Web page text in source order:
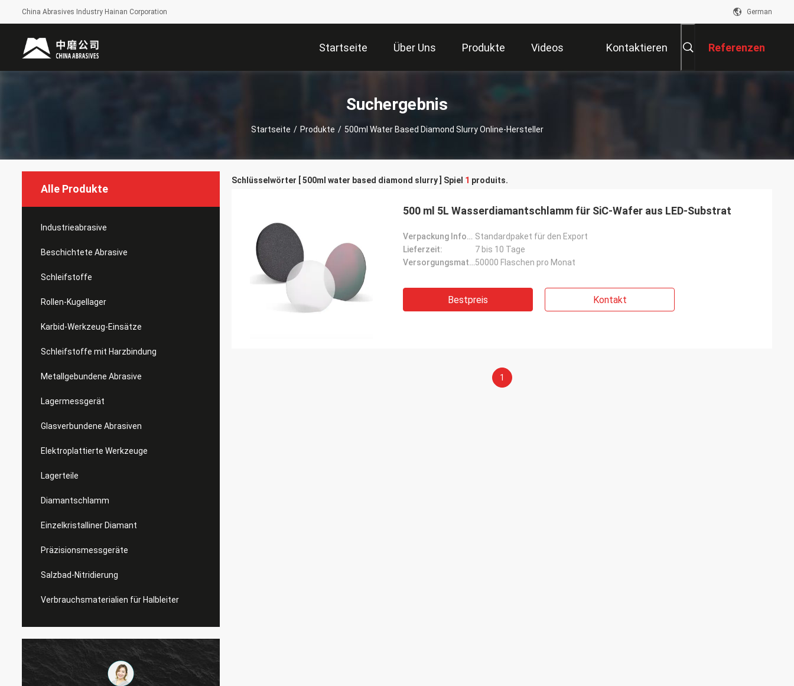
China Abrasives Industry Hainan Corporation German
Startseite Über Uns Produkte Videos Kontaktieren Referenzen
Suchergebnis
Startseite / Produkte / 500ml Water Based Diamond Slurry Online-Hersteller
Alle Produkte
Industrieabrasive
Beschichtete Abrasive
Schleifstoffe
Rollen-Kugellager
Karbid-Werkzeug-Einsätze
Schleifstoffe mit Harzbindung
Metallgebundene Abrasive
Lagermessgerät
Glasverbundene Abrasiven
Elektroplattierte Werkzeuge
Lagerteile
Diamantschlamm
Einzelkristalliner Diamant
Präzisionsmessgeräte
Salzbad-Nitridierung
Verbrauchsmaterialien für Halbleiter
Schlüsselwörter [ 500ml water based diamond slurry ] Spiel 1 produits.
500 ml 5L Wasserdiamantschlamm für SiC-Wafer aus LED-Substrat
Verpackung Informationen: Standardpaket für den Export
Lieferzeit:
7 bis 10 Tage
Versorgungsmaterial-Fähigkeit:50000 Flaschen pro Monat
Bestpreis Kontakt
1